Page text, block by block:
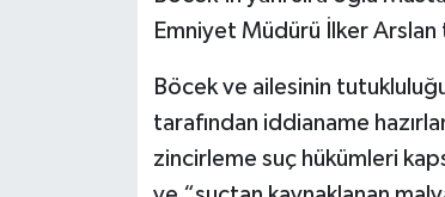
Emniyet Müdürü İlker Arslan
Böcek ve ailesinin
tarafından iddianame
zincirleme suç hükümleri